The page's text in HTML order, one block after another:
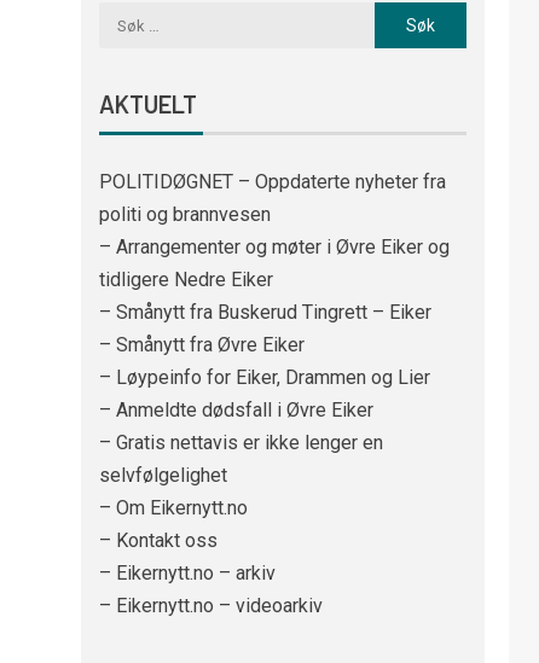
AKTUELT
POLITIDØGNET – Oppdaterte nyheter fra
politi og brannvesen
– Arrangementer og møter i Øvre Eiker og
tidligere Nedre Eiker
– Smånytt fra Buskerud Tingrett – Eiker
– Smånytt fra Øvre Eiker
– Løypeinfo for Eiker, Drammen og Lier
– Anmeldte dødsfall i Øvre Eiker
– Gratis nettavis er ikke lenger en
selvfølgelighet
– Om Eikernytt.no
– Kontakt oss
– Eikernytt.no – arkiv
– Eikernytt.no – videoarkiv